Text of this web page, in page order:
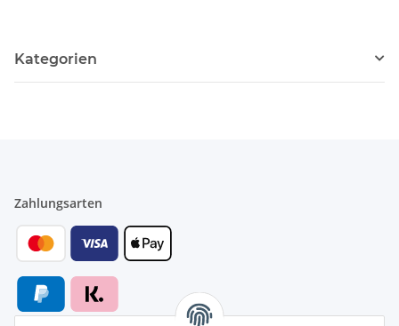
Kategorien
Zahlungsarten